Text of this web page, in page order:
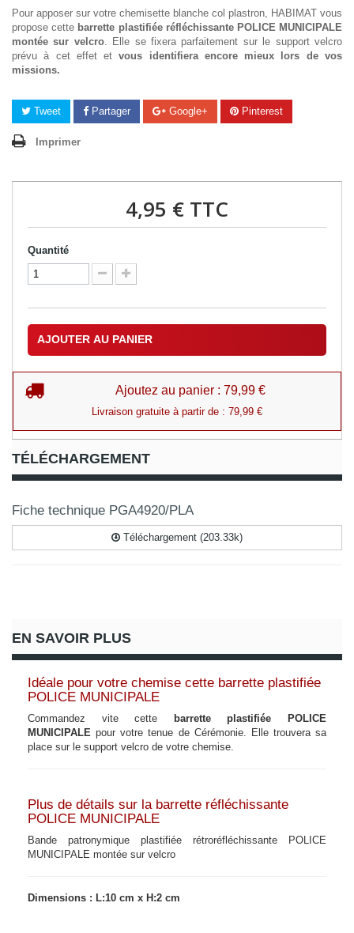
Pour apposer sur votre chemisette blanche col plastron, HABIMAT vous
propose cette barrette plastifiée réfléchissante POLICE MUNICIPALE
montée sur velcro. Elle se fixera parfaitement sur le support velcro
prévu à cet effet etvous identifiera encore mieux lors de vos
missions.
Tweet Partager Google+ Pinterest
Imprimer
4,95 € TTC
Quantité
AJOUTER AU PANIER
Ajoutez au panier : 79,99 €
Livraison gratuite à partir de : 79,99 €
TÉLÉCHARGEMENT
Fiche technique PGA4920/PLA
Téléchargement (203.33k)
EN SAVOIR PLUS
Idéale pour votre chemise cette barrette plastifiée
POLICE MUNICIPALE
Commandez vite cette barrette plastifiée POLICE
MUNICIPALE pour votre tenue de Cérémonie. Elle trouvera sa
place sur le support velcro de votre chemise.
Plus de détails sur la barrette réfléchissante
POLICE MUNICIPALE
Bande patronymique plastifiée rétroréfléchissante POLICE
MUNICIPALE montée sur velcro
Dimensions : L:10 cm x H:2 cm